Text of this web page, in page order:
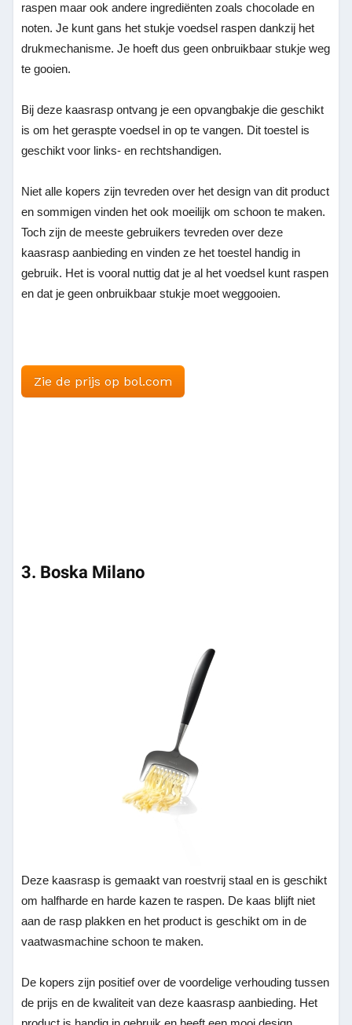
raspen maar ook andere ingrediënten zoals chocolade en
noten. Je kunt gans het stukje voedsel raspen dankzij het
drukmechanisme. Je hoeft dus geen onbruikbaar stukje weg
te gooien.
Bij deze kaasrasp ontvang je een opvangbakje die geschikt
is om het geraspte voedsel in op te vangen. Dit toestel is
geschikt voor links- en rechtshandigen.
Niet alle kopers zijn tevreden over het design van dit product
en sommigen vinden het ook moeilijk om schoon te maken.
Toch zijn de meeste gebruikers tevreden over deze
kaasrasp aanbieding en vinden ze het toestel handig in
gebruik. Het is vooral nuttig dat je al het voedsel kunt raspen
en dat je geen onbruikbaar stukje moet weggooien.
Zie de prijs op bol.com
3. Boska Milano
Deze kaasrasp is gemaakt van roestvrij staal en is geschikt
om halfharde en harde kazen te raspen. De kaas blijft niet
aan de rasp plakken en het product is geschikt om in de
vaatwasmachine schoon te maken.
De kopers zijn positief over de voordelige verhouding tussen
de prijs en de kwaliteit van deze kaasrasp aanbieding. Het